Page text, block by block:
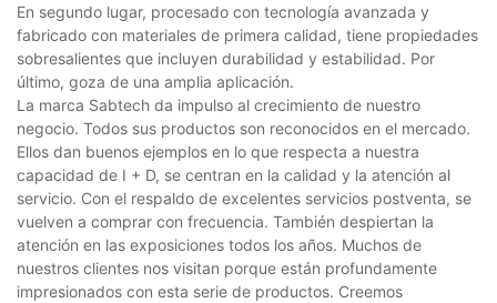
En segundo lugar, procesado con tecnología avanzada y
fabricado con materiales de primera calidad, tiene propiedades
sobresalientes que incluyen durabilidad y estabilidad. Por
último, goza de una amplia aplicación.
La marca Sabtech da impulso al crecimiento de nuestro
negocio. Todos sus productos son reconocidos en el mercado.
Ellos dan buenos ejemplos en lo que respecta a nuestra
capacidad de I + D, se centran en la calidad y la atención al
servicio. Con el respaldo de excelentes servicios postventa, se
vuelven a comprar con frecuencia. También despiertan la
atención en las exposiciones todos los años. Muchos de
nuestros clientes nos visitan porque están profundamente
impresionados con esta serie de productos. Creemos